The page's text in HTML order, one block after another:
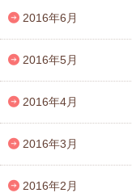
2016年6月
2016年5月
2016年4月
2016年3月
2016年2月